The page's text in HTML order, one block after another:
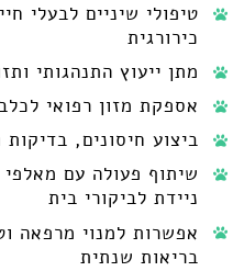
טיפולי שיניים לבעלי
כירורגית
מתן ייעוץ התנהגותי
אספקת מזון רפואי
ביצוע חיסונים, בדיקות
שיתוף פעולה עם
ניידת לביקורי בית
אפשרות למנוי מרפאה
בריאות שנתית